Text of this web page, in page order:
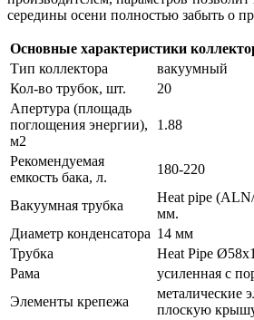
середины осени полностью забыть о
Основные характеристики
Тип коллектора
вакуумный
Кол-во трубок, шт.
20
Апертура (площадь
поглощения энергии),
м2
1.88
Рекомендуемая
емкость бака, л.
180-220
Вакуумная трубка
Heat pipe
мм.
Диаметр конденсатора 14 мм
Трубка
Heat Pipe
Рама
усиленная с
Элементы крепежа
металические
плоскую